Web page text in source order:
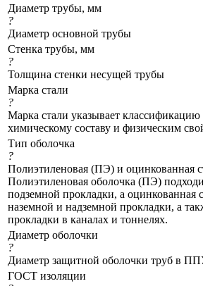
Диаметр трубы, мм
?
Диаметр основной трубы
Стенка трубы, мм
?
Толщина стенки несущей трубы
Марка стали
?
Марка стали указывает классификацию
химическому составу и физическим
Тип оболочка
?
Полиэтиленовая (ПЭ) и оцинкованная
Полиэтиленовая оболочка (ПЭ)
подземной прокладки, а оцинкованная
наземной и надземной прокладки, а
прокладки в каналах и тоннелях.
Диаметр оболочки
?
Диаметр защитной оболочки труб в
ГОСТ изоляции